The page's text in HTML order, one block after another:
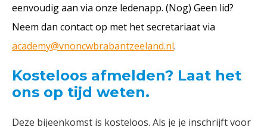
eenvoudig aan via onze ledenapp. (Nog) Geen lid?
Neem dan contact op met het secretariaat via
academy@vnoncwbrabantzeeland.nl.
Kosteloos afmelden? Laat het
ons op tijd weten.
Deze bijeenkomst is kosteloos. Als je je inschrijft voor